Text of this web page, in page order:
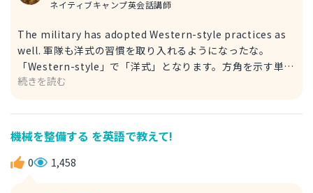
ネイティブキャンプ英会話講師
The military has adopted Western-style practices as
well. 軍隊も洋式の習慣を取り入れるようになったな。
「Western-style」で「洋式」となります。方角を示す単語
「North：北」「South：南」「East：東」「West：
字なのに要注意です。 「洋式」とは主にヨーロッパでの風
習のことを指します。日本から見てヨーロッパは西にあるの
で、「Western-style」で「洋式」となります。
「adopt」は「取り入れる」という意味があります。
続きを読む
機械を整備する を英語で教えて!
0 1,458